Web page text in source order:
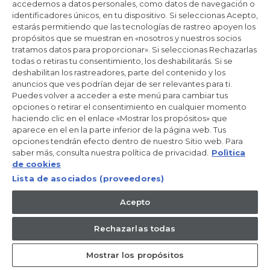
Productos de cuidado y mantenimiento
Mantente en contacto
Regístrate ahora
Candy Hoover Group Srl –con accionista único, empresa que
gestiona y coordina la actividad de Candy S.p.A, con domicilio fiscal
en Via Comolli, 57 - 20861 Brugherio (MB) – Sede administrativa:
Via Privata Eden Fumagalli - 20861 Brugherio (MB). - Italia con
Registro Mercantil/ tributación de Monza y Brianza 04666310158 –
IVA núm. IT00786860965
ES / Español
accedemos a datos personales, como datos de navegación o
identificadores únicos, en tu dispositivo. Si seleccionas Acepto,
estarás permitiendo que las tecnologías de rastreo apoyen los
propósitos que se muestran en «nosotros y nuestros socios
tratamos datos para proporcionar». Si seleccionas Rechazarlas
todas o retiras tu consentimiento, los deshabilitarás. Si se
deshabilitan los rastreadores, parte del contenido y los
anuncios que ves podrían dejar de ser relevantes para ti.
Puedes volver a acceder a este menú para cambiar tus
opciones o retirar el consentimiento en cualquier momento
haciendo clic en el enlace «Mostrar los propósitos» que
aparece en el en la parte inferior de la página web. Tus
opciones tendrán efecto dentro de nuestro Sitio web. Para
saber más, consulta nuestra política de privacidad.
Polìtica
de cookies
Lista de asociados (proveedores)
Acepto
Rechazarlas todas
Mostrar los propósitos